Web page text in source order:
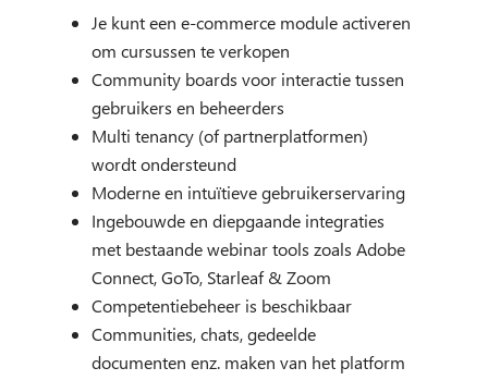
Je kunt een e-commerce module activeren
om cursussen te verkopen
Community boards voor interactie tussen
gebruikers en beheerders
Multi tenancy (of partnerplatformen)
wordt ondersteund
Moderne en intuïtieve gebruikerservaring
Ingebouwde en diepgaande integraties
met bestaande webinar tools zoals Adobe
Connect, GoTo, Starleaf & Zoom
Competentiebeheer is beschikbaar
Communities, chats, gedeelde
documenten enz. maken van het platform